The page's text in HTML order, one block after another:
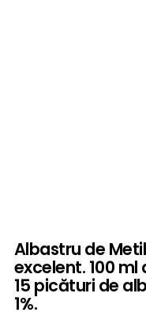
Albastru de
excelent. 100
15 picături de
1%.